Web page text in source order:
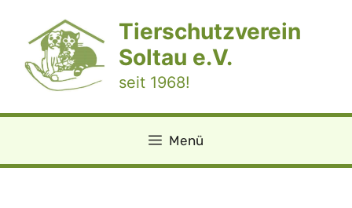
springen
Tierschutzverein
Soltau e.V.
seit 1968!
Menü